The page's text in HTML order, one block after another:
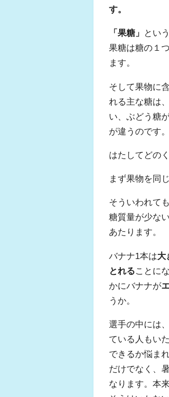
す。
「果糖」 とい
果糖は糖の１
ます。
そして果物に
れる主な糖は
い、ぶどう糖
が違うのです。
はたしてどの
まず果物を同
そういわれて
糖質量が少ない
あたります。
バナナ1本は大
とれることに
かにバナナが
うか。
選手の中には、
ている人もい
できるか悩ま
だけでなく、
なります。本